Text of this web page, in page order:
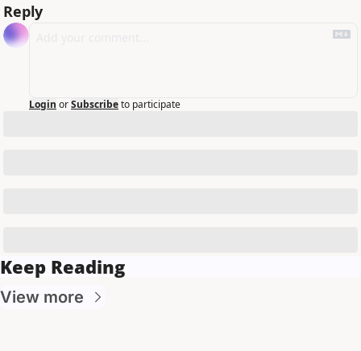
Reply
Login orSubscribeto participate
Keep Reading
View more